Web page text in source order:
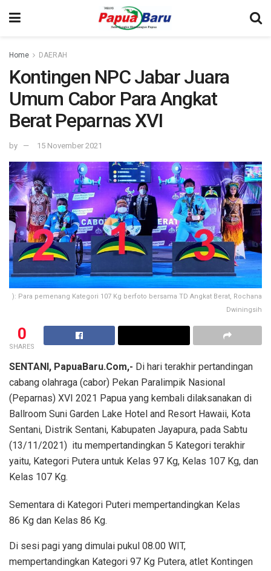
Home DAERAH
Kontingen NPC Jabar Juara
Umum Cabor Para Angkat
Berat Peparnas XVI
by 15 November 2021
): Para pemenang Kategori 107 Kg berfoto bersama TD Angkat Berat, Rochana
Dwiningsih
0
SHARES
SENTANI, PapuaBaru.Com,- Di hari terakhir pertandingan
cabang olahraga (cabor) Pekan Paralimpik Nasional
(Peparnas) XVI 2021 Papua yang kembali dilaksanakan di
Ballroom Suni Garden Lake Hotel and Resort Hawaii, Kota
Sentani, Distrik Sentani, Kabupaten Jayapura, pada Sabtu
(13/11/2021) itu mempertandingkan 5 Kategori terakhir
yaitu, Kategori Putera untuk Kelas 97 Kg, Kelas 107 Kg, dan
Kelas 107 Kg.
Sementara di Kategori Puteri mempertandingkan Kelas
86 Kg dan Kelas 86 Kg.
Di sesi pagi yang dimulai pukul 08.00 WIT,
mempertandingkan Kategori 97 Kg Putera, atlet Kontingen